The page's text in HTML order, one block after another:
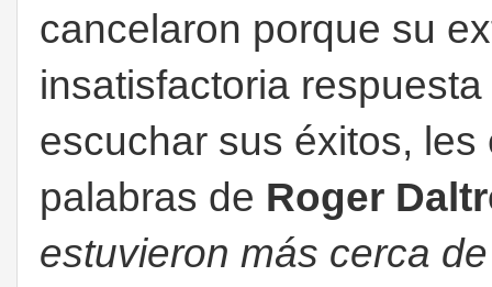
cancelaron porque su
insatisfactoria
escuchar sus éxitos,
palabras de Roger
estuvieron más cerca